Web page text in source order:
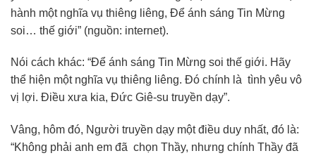
hành một nghĩa vụ thiêng liêng, Để ánh sáng Tin Mừng
soi… thế giới” (nguồn: internet).
Nói cách khác: “Để ánh sáng Tin Mừng soi thế giới. Hãy
thể hiện một nghĩa vụ thiêng liêng. Đó chính là tình yêu vô
vị lợi. Điều xưa kia, Đức Giê-su truyền dạy”.
Vâng, hôm đó, Người truyền dạy một điều duy nhất, đó là:
“Không phải anh em đã chọn Thầy, nhưng chính Thầy đã